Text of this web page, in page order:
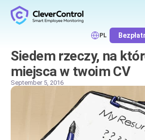
PL
Siedem rzeczy, na
miejsca w twoim CV
September 5, 2016